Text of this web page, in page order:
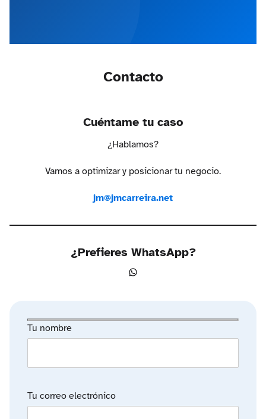
Contacto
Cuéntame tu caso
¿Hablamos?
Vamos a optimizar y posicionar tu negocio.
jm@jmcarreira.net
¿Prefieres WhatsApp?
WhatsApp
Tu nombre
Tu correo electrónico